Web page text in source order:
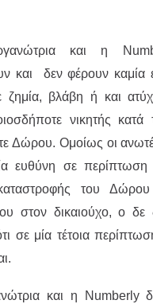
και η
και δεν φέρουν καμία
ζημία, βλάβη ή και
νικητής κατά
Δώρου. Ομοίως οι
ευθύνη σε περίπτωση
του
στον δικαιούχο, ο δε
σε μία τέτοια
και η Numberly